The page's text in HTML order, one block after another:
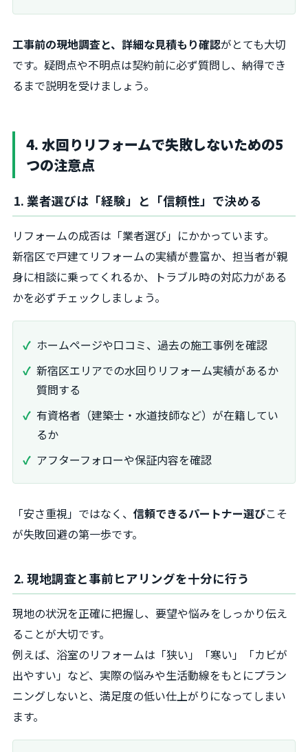
工事前の現地調査と、詳細な見積もり確認がとても大切
です。疑問点や不明点は契約前に必ず質問し、納得でき
るまで説明を受けましょう。
4. 水回りリフォームで失敗しないための5
つの注意点
1. 業者選びは「経験」と「信頼性」で決める
リフォームの成否は「業者選び」にかかっています。
新宿区で戸建てリフォームの実績が豊富か、担当者が親
身に相談に乗ってくれるか、トラブル時の対応力がある
かを必ずチェックしましょう。
ホームページや口コミ、過去の施工事例を確認
新宿区エリアでの水回りリフォーム実績があるか
質問する
有資格者（建築士・水道技師など）が在籍してい
るか
アフターフォローや保証内容を確認
「安さ重視」ではなく、 信頼できるパートナー選びこそ
が失敗回避の第一歩です。
2. 現地調査と事前ヒアリングを十分に行う
現地の状況を正確に把握し、要望や悩みをしっかり伝え
ることが大切です。
例えば、浴室のリフォームは「狭い」「寒い」「カビが
出やすい」など、実際の悩みや生活動線をもとにプラン
ニングしないと、満足度の低い仕上がりになってしまい
ます。